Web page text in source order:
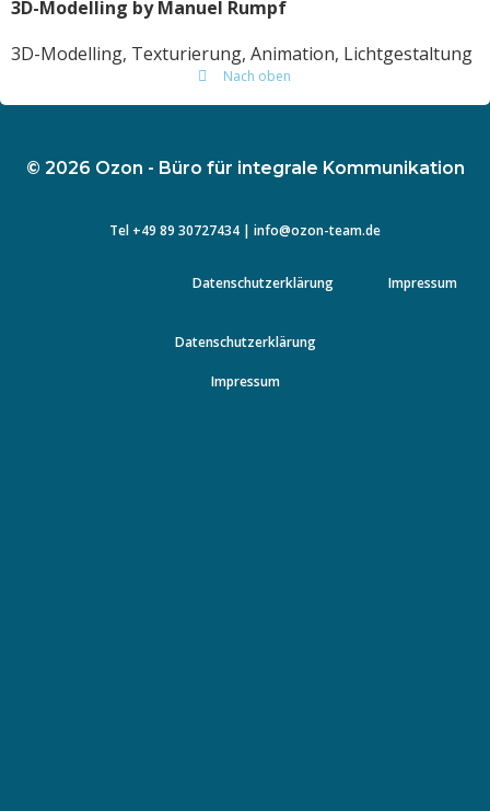
3D-Modelling by Manuel Rumpf
3D-Modelling, Texturierung, Animation, Lichtgestaltung
Nach oben
© 2026 Ozon - Büro für integrale Kommunikation
Tel +49 89 30727434 | info@ozon-team.de
Datenschutzerklärung Impressum
Datenschutzerklärung
Impressum